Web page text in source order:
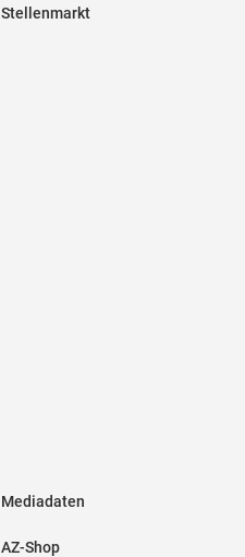
Stellenmarkt
Mediadaten
AZ-Shop